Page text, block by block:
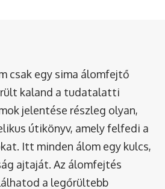
csak egy sima álomfejtő
kaland a tudatalatti
jelentése részleg olyan,
útikönyv, amely felfedi a
Itt minden álom egy kulcs,
ajtaját. Az álomfejtés
a legőrültebb